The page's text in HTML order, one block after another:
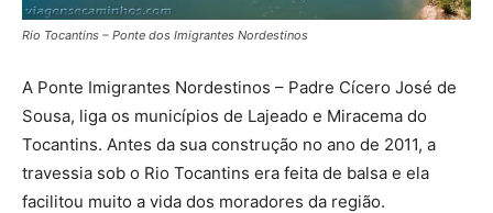
Rio Tocantins – Ponte dos Imigrantes Nordestinos
A Ponte Imigrantes Nordestinos – Padre Cícero José de
Sousa, liga os municípios de Lajeado e Miracema do
Tocantins. Antes da sua construção no ano de 2011, a
travessia sob o Rio Tocantins era feita de balsa e ela
facilitou muito a vida dos moradores da região.